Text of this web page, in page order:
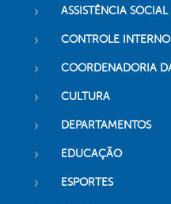
ASSISTÊNCIA SOCIAL
CONTROLE INTERNO
COORDENADORIA
CULTURA
DEPARTAMENTOS
EDUCAÇÃO
ESPORTES